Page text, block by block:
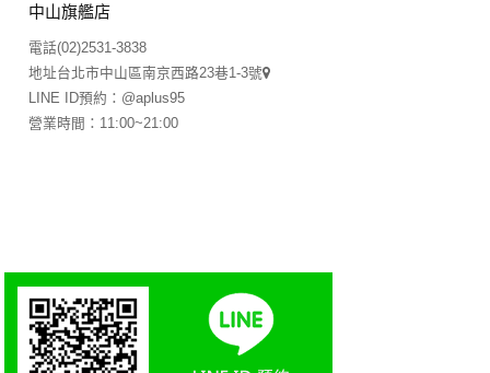
中山旗艦店
電話(02)2531-3838
地址台北市中山區南京西路23巷1-3號
LINE ID預約：@aplus95
營業時間：11:00~21:00